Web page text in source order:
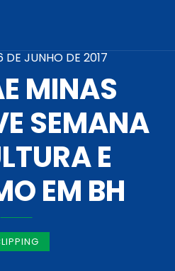
DE JUNHO DE 2017
MINAS
SEMANA
E
EM BH